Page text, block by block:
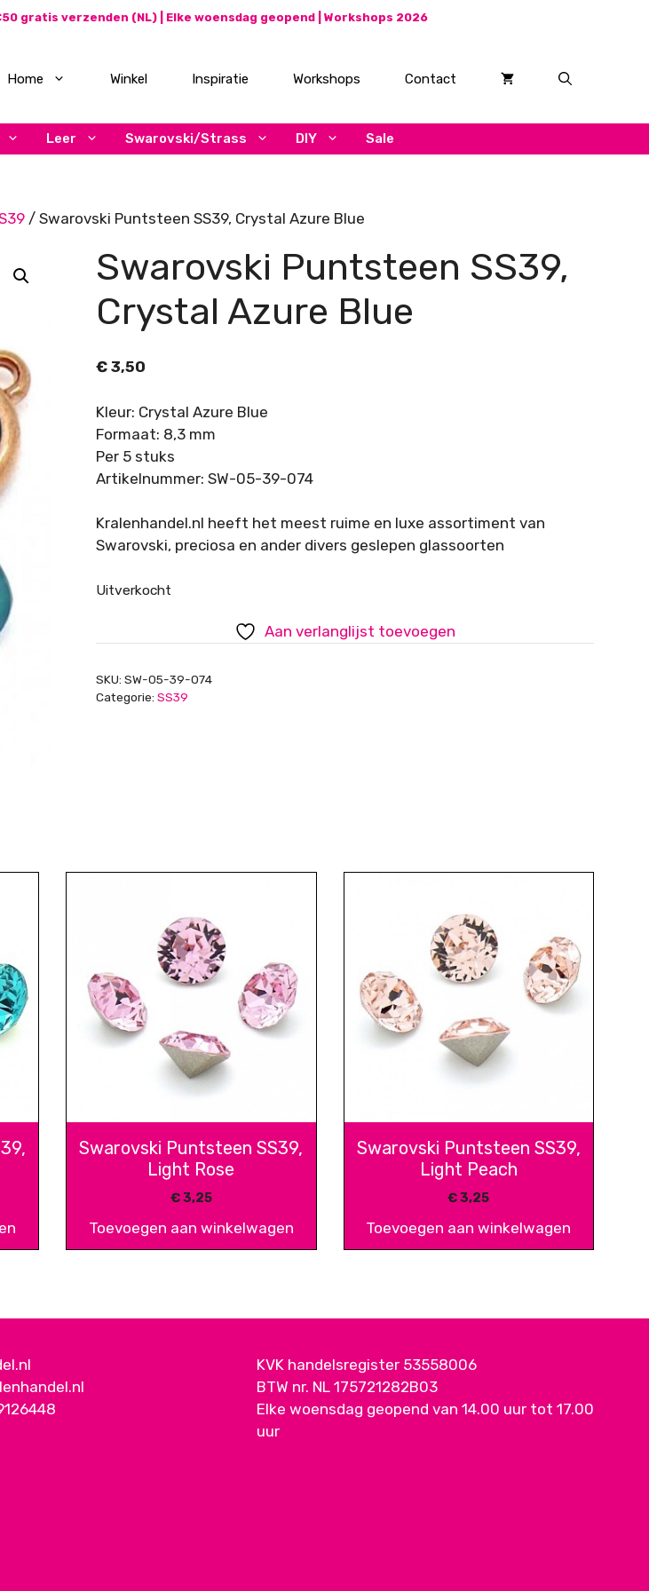
gratis verzenden (NL) | Elke woensdag geopend | Workshops 2026
Home Winkel Inspiratie Workshops Contact
Leer Swarovski/Strass DIY Sale
/ Swarovski Puntsteen SS39, Crystal Azure Blue
Swarovski Puntsteen SS39,
Crystal Azure Blue
€3,50
Kleur: Crystal Azure Blue
Formaat: 8,3 mm
Per 5 stuks
Artikelnummer: SW-05-39-074
Kralenhandel.nl heeft het meest ruime en luxe assortiment van
Swarovski, preciosa en ander divers geslepen glassoorten
Uitverkocht
Aan verlanglijst toevoegen
SKU: SW-05-39-074
Categorie: SS39
Swarovski Puntsteen SS39,
Light Rose
€3,25
Toevoegen aan winkelwagen
Swarovski Puntsteen SS39,
Light Peach
€3,25
Toevoegen aan winkelwagen
KVK handelsregister 53558006
BTW nr. NL 175721282B03
Elke woensdag geopend van 14.00 uur tot 17.00
uur